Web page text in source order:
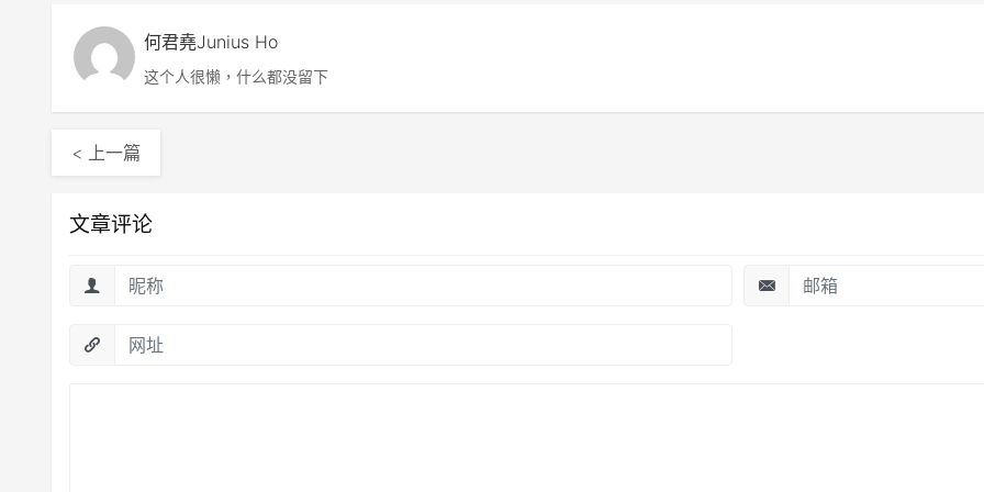
何君堯Junius Ho
这个人很懒，什么都没留下
< 上一篇
文章评论